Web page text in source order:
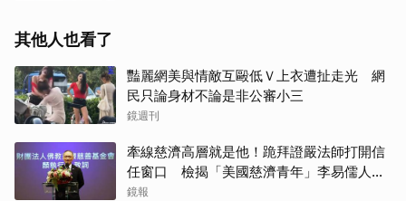
其他人也看了
豔麗網美與情敵互毆低Ｖ上衣遭扯走光 網
民只論身材不論是非公審小三
鏡週刊
牽線慈濟高層就是他！跪拜證嚴法師打開信
任窗口 檢揭「美國慈濟青年」李易儒人脈
網絡
鏡報